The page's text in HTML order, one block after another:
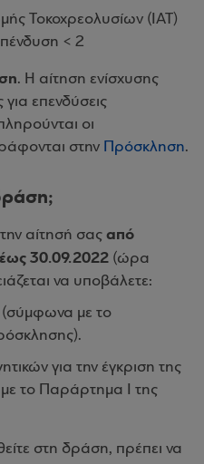
Τοκοχρεολυσίων (ΙΑΤ)
< 2
. Η αίτηση ενίσχυσης
επενδύσεις
οι
στην Πρόσκληση.
αίτησή σας από
έως 30.09.2022 (ώρα
να υποβάλετε:
(σύμφωνα με το
για την έγκριση της
το Παράρτημα Ι της
στη δράση, πρέπει να